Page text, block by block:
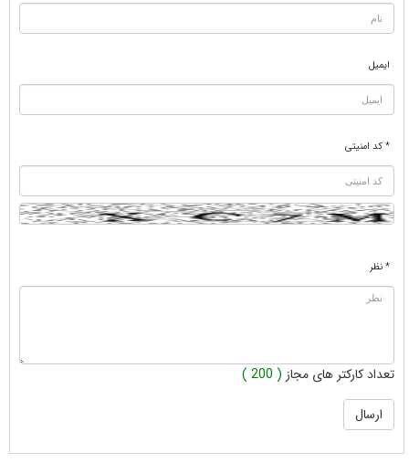
ایمیل
* کد امنیتی
* نظر
تعداد کارکتر های مجاز ( 200 )